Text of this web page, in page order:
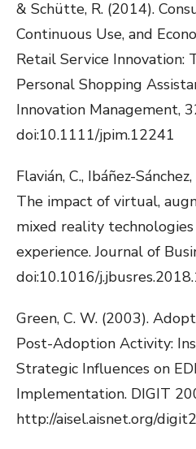
& Schütte, R. (2014).
Continuous Use, and
Retail Service Innovation:
Personal Shopping
Innovation Management,
doi:10.1111/jpim.12241
Flavián, C., Ibáñez-
The impact of virtual,
mixed reality
experience. Journal of
doi:10.1016/
Green, C. W. (2003).
Post-Adoption Activity:
Strategic Influences on
Implementation. DIGIT
http://aisel.aisnet.org/